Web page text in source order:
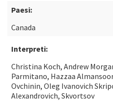
Paesi:
Canada
Interpreti:
Christina Koch, Andrew
Parmitano, Hazzaa
Ovchinin, Oleg Ivanovich
Alexandrovich, Skvortsov